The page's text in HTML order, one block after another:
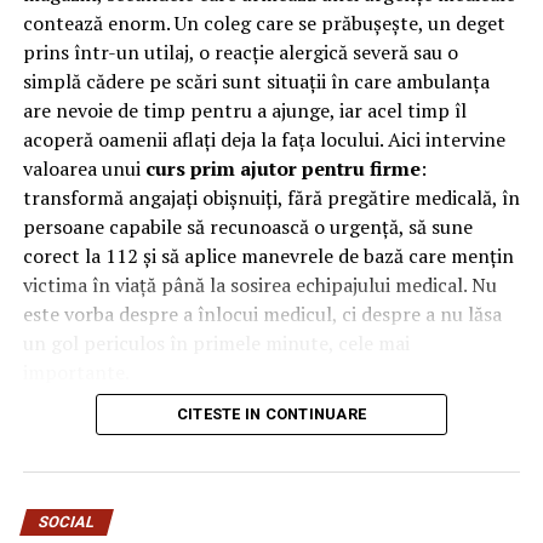
tematică de Crăciunpentru HoReCa astfel încât să fie
atât frumoase, cât și responsabile. În fond, grija pentru
mediu și grija pentru client merg mână în mână.
Calitate, rezistență și
versatilitate pentru domeniul
HoReCa
Noile pahare din carton cu tematică de Crăciun au un
perete dublu pentru protecție termică și un strat
materialul sau a afecta confortul la atingere.
soluție eficientă din punct de vedere al costurilor
contează enorm. Un coleg care se prăbușește, un deget
prins într-un utilaj, o reacție alergică severă sau o
simplă cădere pe scări sunt situații în care ambulanța
are nevoie de timp pentru a ajunge, iar acel timp îl
acoperă oamenii aflați deja la fața locului. Aici intervine
valoarea unui curs prim ajutor pentru firme:
transformă angajați obișnuiți, fără pregătire medicală, în
persoane capabile să recunoască o urgență, să sune
corect la 112 și să aplice manevrele de bază care mențin
victima în viață până la sosirea echipajului medical. Nu
este vorba despre a înlocui medicul, ci despre a nu lăsa
De ce contează primele minute
la locul de muncă
În multe urgențe grave, deznodământul se decide
CITESTE IN CONTINUARE
SOCIAL